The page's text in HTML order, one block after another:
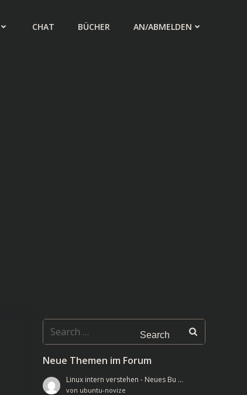
CHAT BÜCHER AN/ABMELDEN
Search
for:
Neue Themen im Forum
Linux intern verstehen - Neues Bu …
von ubuntu-novize